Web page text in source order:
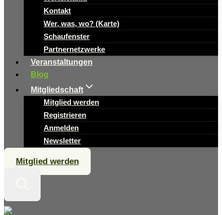
Kontakt
Wer, was, wo? (Karte)
Schaufenster
Partnernetzwerke
Veranstaltungen
Blog
Mitgliedschaft
Mitglied werden
Registrieren
Anmelden
Newsletter
Mitglied werden